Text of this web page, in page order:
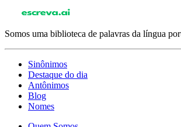
Somos uma biblioteca de palavras da língua
Sinônimos
Destaque do dia
Antônimos
Blog
Nomes